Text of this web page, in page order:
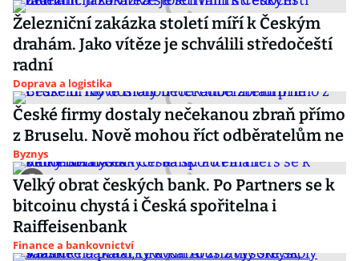
Železniční zakázka století míří k Českým
drahám. Jako vítěze je schválili středočeští
radní
Doprava a logistika
České firmy dostaly nečekanou zbraň přímo
z Bruselu. Nově mohou říct odběratelům ne
Byznys
Velký obrat českých bank. Po Partners se k
bitcoinu chystá i Česká spořitelna i
Raiffeisenbank
Finance a bankovnictví